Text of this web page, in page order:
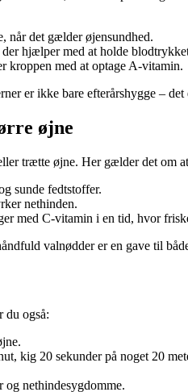
når det gælder øjensundhed.
hjælper med at holde
kroppen med at optage A-vitamin.
er ikke bare efterårshygge –
øjne
trætte øjne. Her gælder det om
sunde fedtstoffer.
nethinden.
med C-vitamin i en tid, hvor
valnødder er en gave til
du også:
kig 20 sekunder på noget 20
nethindesygdomme.